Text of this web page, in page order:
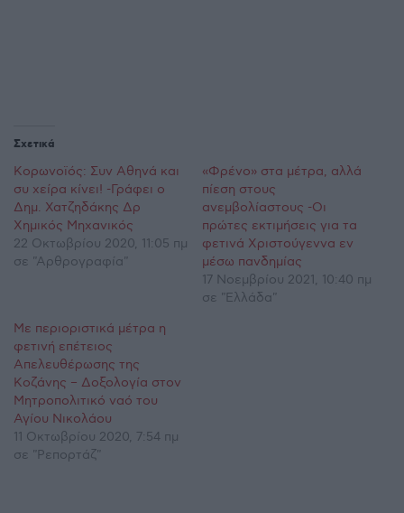
Σχετικά
Κορωνοϊός: Συν Αθηνά και
συ χείρα κίνει! -Γράφει ο
Δημ. Χατζηδάκης Δρ
Χημικός Μηχανικός
22 Οκτωβρίου 2020, 11:05 πμ
σε "Αρθρογραφία"
«Φρένο» στα μέτρα, αλλά
πίεση στους
ανεμβολίαστους -Οι
πρώτες εκτιμήσεις για τα
φετινά Χριστούγεννα εν
μέσω πανδημίας
17 Νοεμβρίου 2021, 10:40 πμ
σε "Ελλάδα"
Με περιοριστικά μέτρα η
φετινή επέτειος
Απελευθέρωσης της
Κοζάνης – Δοξολογία στον
Μητροπολιτικό ναό του
Αγίου Νικολάου
11 Οκτωβρίου 2020, 7:54 πμ
σε "Ρεπορτάζ"